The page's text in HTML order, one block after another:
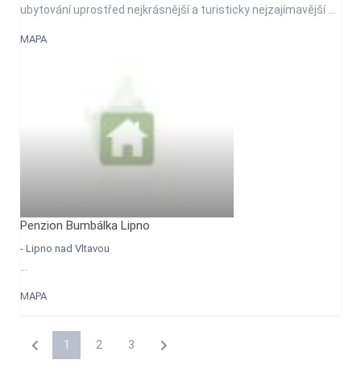
ubytování uprostřed nejkrásnější a turisticky nejzajímavější ...
MAPA
Penzion Bumbálka Lipno
- Lipno nad Vltavou
MAPA
1 2 3